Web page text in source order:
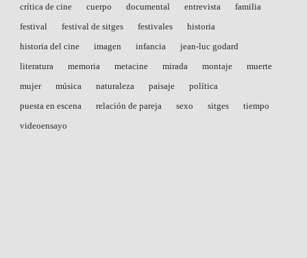
crítica de cine
cuerpo documental entrevista
familia
festival
festival de sitges festivales
historia
historia del cine
imagen infancia
jean-luc godard
literatura
memoria metacine mirada montaje
muerte
mujer
música naturaleza paisaje
política
puesta en escena
relación de pareja sexo sitges
tiempo
videoensayo